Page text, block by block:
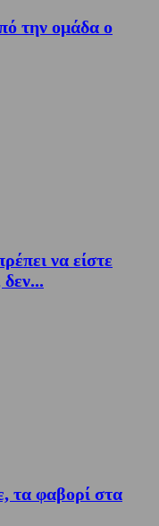
την ομάδα ο
να είστε
τα φαβορί στα